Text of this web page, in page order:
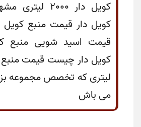
کویل دار 2000
قیمت اسید شویی منبع
لیتری که تخصص مجموعه
می باش